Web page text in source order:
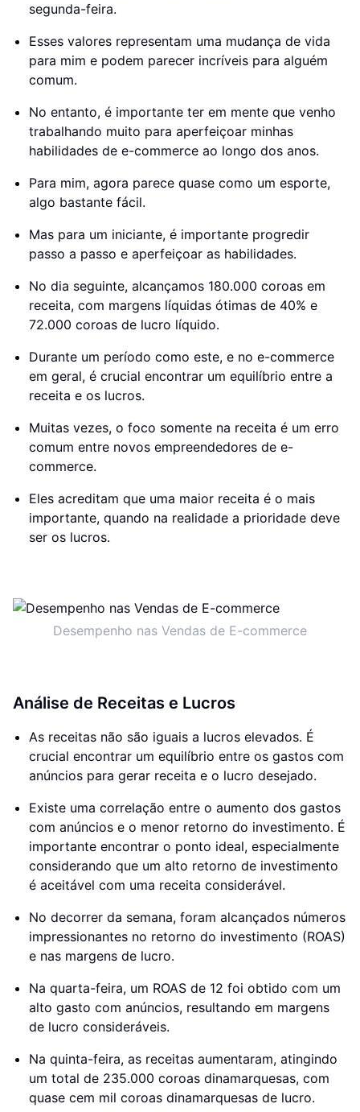
segunda-feira.
Esses valores representam uma mudança de vida
para mim e podem parecer incríveis para alguém
comum.
No entanto, é importante ter em mente que venho
trabalhando muito para aperfeiçoar minhas
habilidades de e-commerce ao longo dos anos.
Para mim, agora parece quase como um esporte,
algo bastante fácil.
Mas para um iniciante, é importante progredir
passo a passo e aperfeiçoar as habilidades.
No dia seguinte, alcançamos 180.000 coroas em
receita, com margens líquidas ótimas de 40% e
72.000 coroas de lucro líquido.
Durante um período como este, e no e-commerce
em geral, é crucial encontrar um equilíbrio entre a
receita e os lucros.
Muitas vezes, o foco somente na receita é um erro
comum entre novos empreendedores de e-
commerce.
Eles acreditam que uma maior receita é o mais
importante, quando na realidade a prioridade deve
ser os lucros.
Desempenho nas Vendas de E-commerce
Análise de Receitas e Lucros
As receitas não são iguais a lucros elevados. É
crucial encontrar um equilíbrio entre os gastos com
anúncios para gerar receita e o lucro desejado.
Existe uma correlação entre o aumento dos gastos
com anúncios e o menor retorno do investimento. É
importante encontrar o ponto ideal, especialmente
considerando que um alto retorno de investimento
é aceitável com uma receita considerável.
No decorrer da semana, foram alcançados números
impressionantes no retorno do investimento (ROAS)
e nas margens de lucro.
Na quarta-feira, um ROAS de 12 foi obtido com um
alto gasto com anúncios, resultando em margens
de lucro consideráveis.
Na quinta-feira, as receitas aumentaram, atingindo
um total de 235.000 coroas dinamarquesas, com
quase cem mil coroas dinamarquesas de lucro.